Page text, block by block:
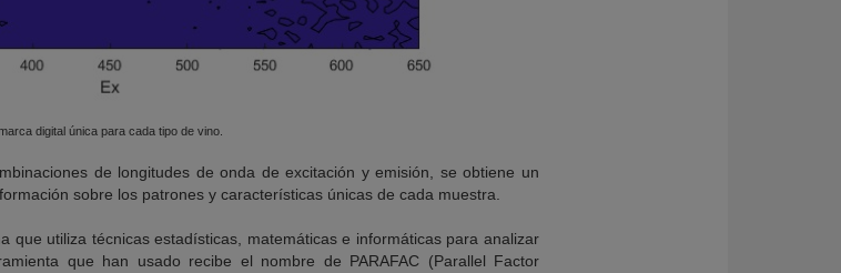
digital única para cada tipo de vino.
de longitudes de onda de excitación y emisión, se obtiene un
sobre los patrones y características únicas de cada muestra.
que utiliza técnicas estadísticas, matemáticas e informáticas para analizar
que han usado recibe el nombre de PARAFAC (Parallel Factor